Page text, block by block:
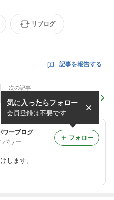
リブログ
記事を報告する
次の記事
4月30日(火曜日)の営業時間
は、12:00〜18:00になりま
す。
ワーブログ
パワー
します。
気に入ったらフォロー
会員登録は不要です
フォロー